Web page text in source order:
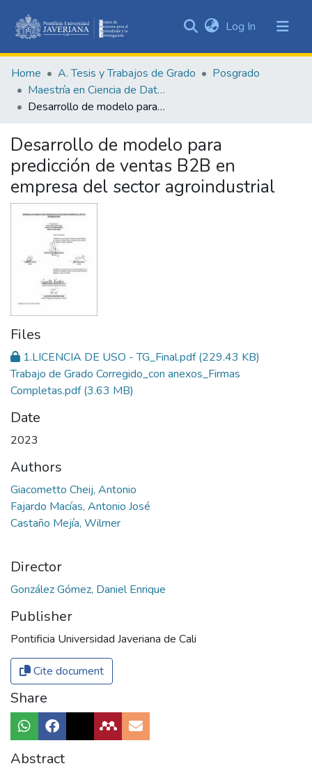
&
Collections
All of DSpace
Statistics
Log In (current)
Home A. Tesis y Trabajos de Grado
Posgrado
Maestría en Ciencia de Datos
Desarrollo de modelo para predicción de ventas B2B en empresa del sector agroindustrial
Desarrollo de modelo para
predicción de ventas B2B en
empresa del sector agroindustrial
Files
1.LICENCIA DE USO - TG_Final.pdf(229.43 KB)
Trabajo de Grado Corregido_con anexos_Firmas
Completas.pdf(3.63 MB)
Date
2023
Authors
Giacometto Cheij, Antonio
Fajardo Macías, Antonio José
Castaño Mejía, Wilmer
Director
González Gómez, Daniel Enrique
Publisher
Pontificia Universidad Javeriana de Cali
Cite document
Share
Abstract